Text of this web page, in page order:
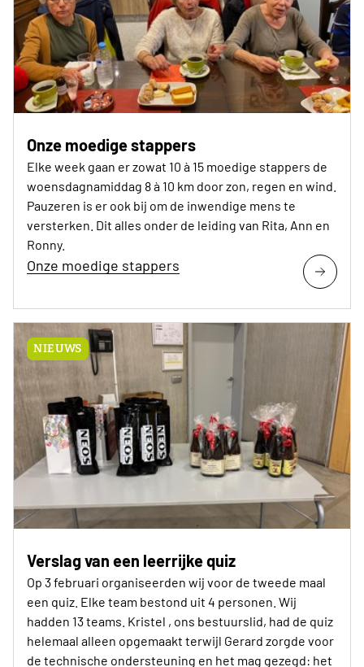
Onze moedige stappers
Elke week gaan er zowat 10 à 15 moedige stappers de
woensdagnamiddag 8 à 10 km door zon, regen en wind.
Pauzeren is er ook bij om de inwendige mens te
versterken. Dit alles onder de leiding van Rita, Ann en
Ronny.
Onze moedige stappers
NIEUWS
Verslag van een leerrijke quiz
Op 3 februari organiseerden wij voor de tweede maal
een quiz. Elke team bestond uit 4 personen. Wij
hadden 13 teams. Kristel , ons bestuurslid, had de quiz
helemaal alleen opgemaakt terwijl Gerard zorgde voor
de technische ondersteuning en het mag gezegd: het